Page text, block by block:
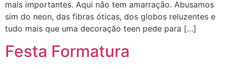
mais importantes. Aqui não tem amarração. Abusamos
sim do neon, das fibras óticas, dos globos reluzentes e
tudo mais que uma decoração teen pede para […]
Festa Formatura